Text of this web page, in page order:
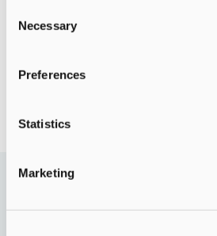
Selection
Necessary
Preferences
Statistics
Marketing
denken ‘weet je nog wat
of zei?’